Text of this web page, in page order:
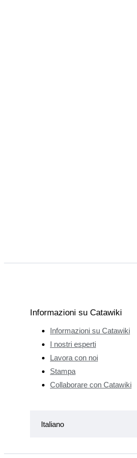
Informazioni su Catawiki
Informazioni su Catawiki
I nostri esperti
Lavora con noi
Stampa
Collaborare con Catawiki